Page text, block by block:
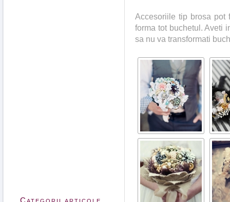
Accesoriile tip brosa pot
forma tot buchetul. Aveti
sa nu va transformati
Categorii articole